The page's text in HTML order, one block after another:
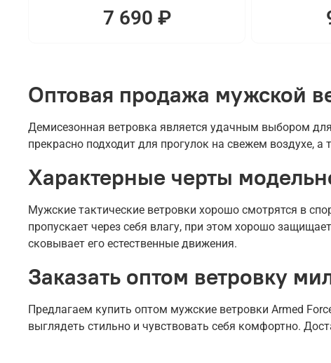
7 690 ₽
Оптовая продажа мужской
Демисезонная ветровка является удачным выбором
прекрасно подходит для прогулок на свежем воздухе, а
Характерные черты
Мужские тактические ветровки хорошо смотрятся в
пропускает через себя влагу, при этом хорошо
сковывает его естественные движения.
Заказать оптом ветровку
Предлагаем купить оптом мужские ветровки Armed
выглядеть стильно и чувствовать себя комфортно.